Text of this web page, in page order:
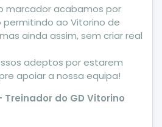
marcador acabamos por
permitindo ao Vitorino de
ainda assim, sem criar real
adeptos por estarem
apoiar a nossa equipa!
Treinador do GD Vitorino